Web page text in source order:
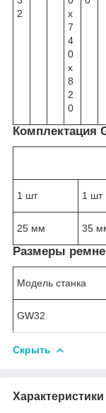
2
х
7
4
0
х
8
2
0
Комплектация
1 шт 1 шт
25 мм 35
Размеры
Модель станка
GW32
Скрыть
Характеристики